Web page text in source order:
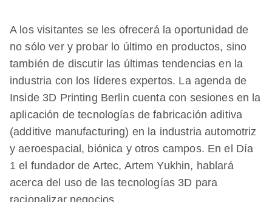
A los visitantes se les ofrecerá la oportunidad de
no sólo ver y probar lo último en productos, sino
también de discutir las últimas tendencias en la
industria con los líderes expertos. La agenda de
Inside 3D Printing Berlin cuenta con sesiones en la
aplicación de tecnologías de fabricación aditiva
(additive manufacturing) en la industria automotriz
y aeroespacial, biónica y otros campos. En el Día
1 el fundador de Artec, Artem Yukhin, hablará
acerca del uso de las tecnologías 3D para
racionalizar negocios.